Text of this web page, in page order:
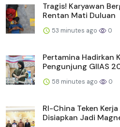
Tragis! Karyawan
Rentan Mati Duluan
53 minutes ago 0
Pertamina Hadirkan
Pengunjung GIIAS
58 minutes ago 0
RI-China Teken
Disiapkan Jadi